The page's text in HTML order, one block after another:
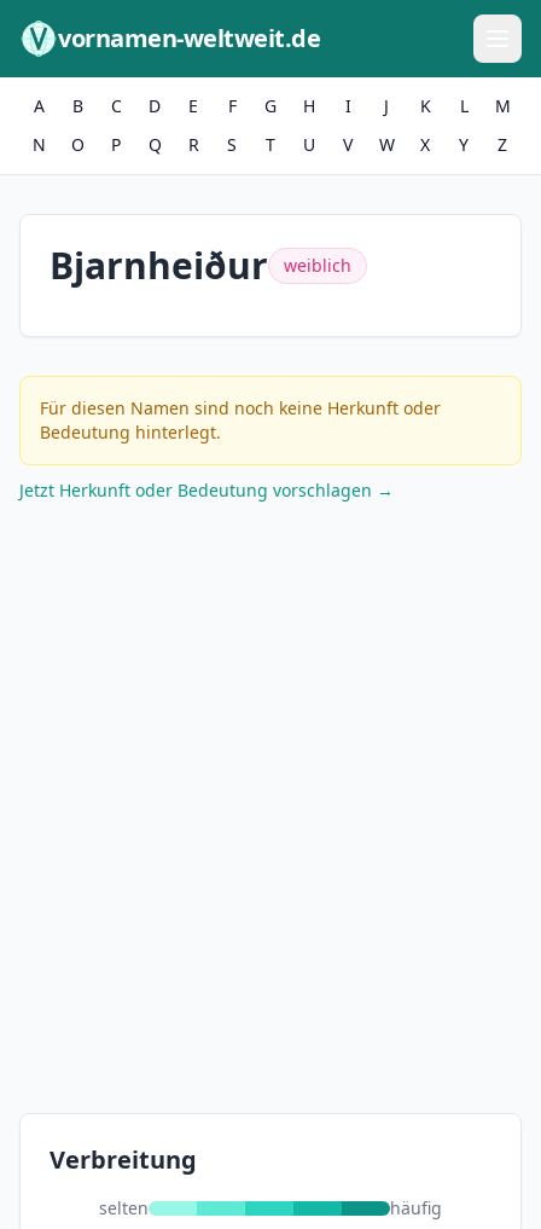
vornamen-weltweit.de
A B C D E F G H I J K L
M
N
O P Q R S T U V W X Y Z
Bjarnheiður weiblich
Für diesen Namen sind noch keine Herkunft oder
Bedeutung hinterlegt.
Jetzt Herkunft oder Bedeutung vorschlagen →
Verbreitung
selten häufig